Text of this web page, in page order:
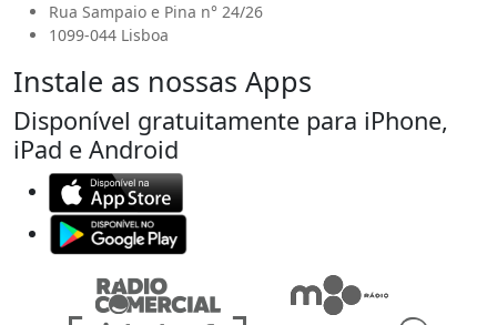
Rua Sampaio e Pina n° 24/26
1099-044 Lisboa
Instale as nossas Apps
Disponível gratuitamente para iPhone,
iPad e Android